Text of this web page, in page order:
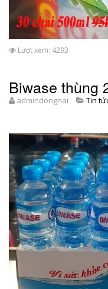
Lượt xem: 4293
Biwase thùng
admindongnai Tin